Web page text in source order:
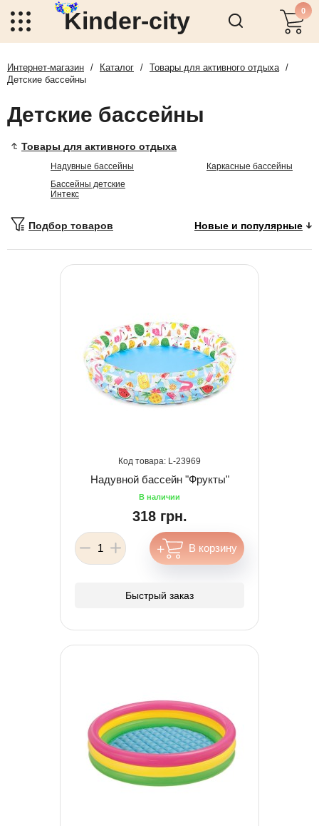
Kinder-city 0
Интернет-магазин / Каталог / Товары для активного отдыха /
Детские бассейны
Детские бассейны
Товары для активного отдыха
Надувные бассейны
Каркасные бассейны
Бассейны детские
Интекс
Подбор товаров
23969
Надувной бассейн "Фрукты"
318 грн.
Быстрый заказ